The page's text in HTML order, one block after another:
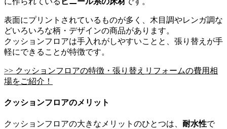
表面にプリントされているものが多く、木目調やレンガ調な
どいろいろな柄・デザインの商品があります。
クッションフロアは手入れがしやすいことと、張り替えが手
軽にできることが特徴です。
>> クッションフロアの特徴・張り替えリフォームの費用相
場をご紹介！
クッションフロアのメリット
クッションフロアの大きなメリットのひとつは、 耐水性で